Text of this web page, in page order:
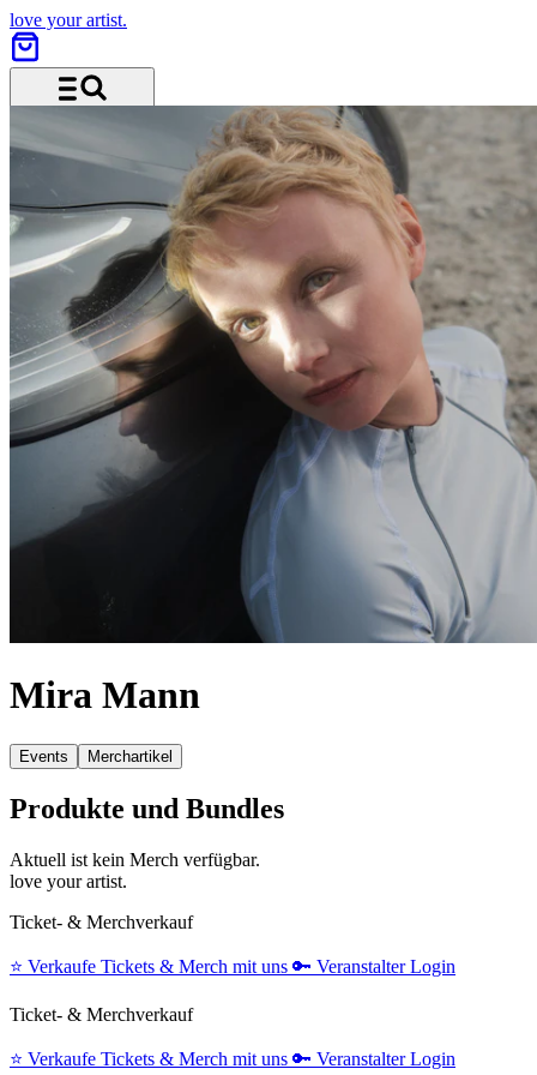
love your artist.
Mira Mann
Events Merchartikel
Produkte und Bundles
Aktuell ist kein Merch verfügbar.
love your artist.
Ticket- & Merchverkauf
⭐️ Verkaufe Tickets & Merch mit uns 🔑 Veranstalter Login
Ticket- & Merchverkauf
⭐️ Verkaufe Tickets & Merch mit uns 🔑 Veranstalter Login